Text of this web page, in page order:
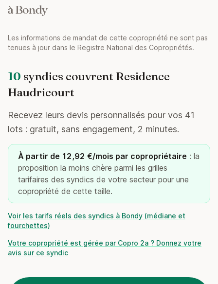
à Bondy
Les informations de mandat de cette copropriété ne sont pas
tenues à jour dans le Registre National des Copropriétés.
10 syndics couvrent Residence
Haudricourt
Recevez leurs devis personnalisés pour vos 41
lots : gratuit, sans engagement, 2 minutes.
À partir de 12,92 €/mois par copropriétaire : la
proposition la moins chère parmi les grilles
tarifaires des syndics de votre secteur pour une
copropriété de cette taille.
Voir les tarifs réels des syndics à Bondy (médiane et
fourchettes)
Votre copropriété est gérée par Copro 2a ? Donnez votre
avis sur ce syndic